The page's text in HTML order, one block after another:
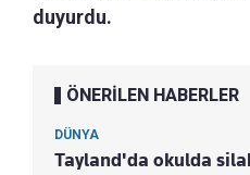
duyurdu.
ÖNERİLEN HABERLER
DÜNYA
Tayland'da okulda